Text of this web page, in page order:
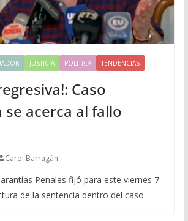
JUSTICIA POLITICA TENDENCIAS
Caso
se acerca al fallo
Carol Barragán
Penales fijó para este viernes 7
de la sentencia dentro del caso